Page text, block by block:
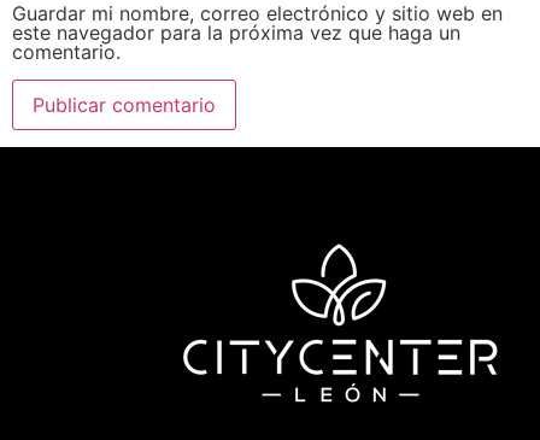
Guardar mi nombre, correo electrónico y sitio web en
este navegador para la próxima vez que haga un
comentario.